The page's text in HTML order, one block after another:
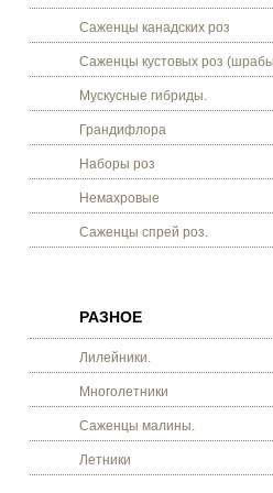
Саженцы канадских роз
Саженцы кустовых роз
Мускусные гибриды.
Грандифлора
Наборы роз
Немахровые
Саженцы спрей роз.
РАЗНОЕ
Лилейники.
Многолетники
Саженцы малины.
Летники